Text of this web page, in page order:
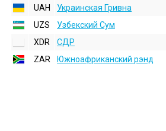
UAH
Украинская Гривна
UZS
Узбекский Сум
XDR
СДР
ZAR
Южноафриканский рэнд